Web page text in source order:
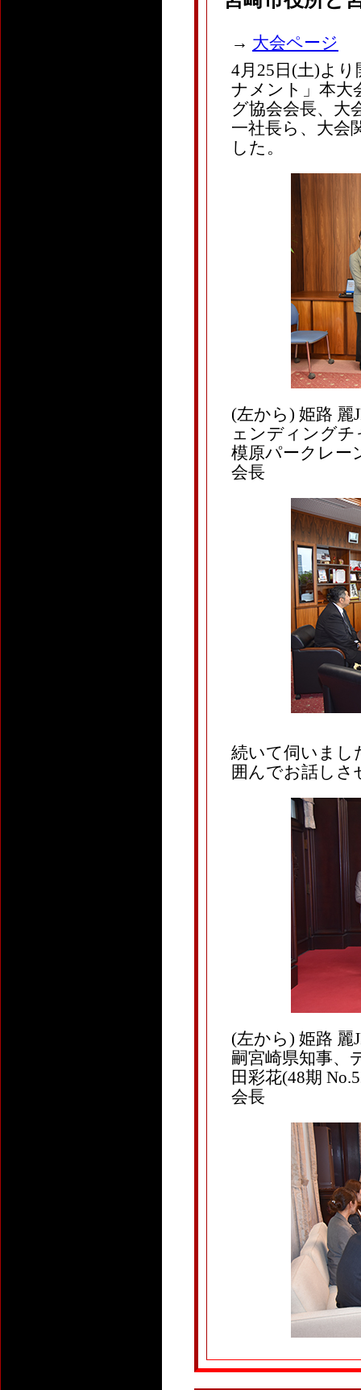
→ 大会ページ
4月25日(土)よ
ナメント」本大
グ協会会長、大
一社長ら、大会
した。
(左から) 姫路 麗
ェンディングチ
模原パークレー
会長
続いて伺いまし
囲んでお話し
(左から) 姫路 麗
嗣宮崎県知事、
田彩花(48期
会長